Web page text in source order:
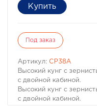
Под заказ
Артикул: CP38A
Высокий кунг с
с двойной кабиной.
Высокий кунг с
с двойной кабиной.